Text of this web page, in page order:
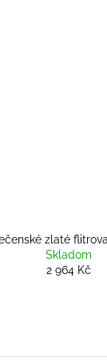
zlaté
Skladom
2 964 Kč